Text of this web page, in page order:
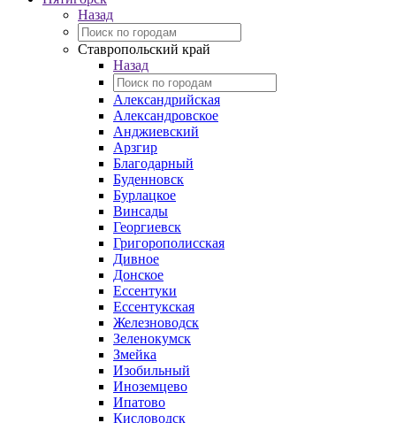
Назад
Ставропольский край
Назад
Александрийская
Александровское
Анджиевский
Арзгир
Благодарный
Буденновск
Бурлацкое
Винсады
Георгиевск
Григорополисская
Дивное
Донское
Ессентуки
Ессентукская
Железноводск
Зеленокумск
Змейка
Изобильный
Иноземцево
Ипатово
Кисловодск